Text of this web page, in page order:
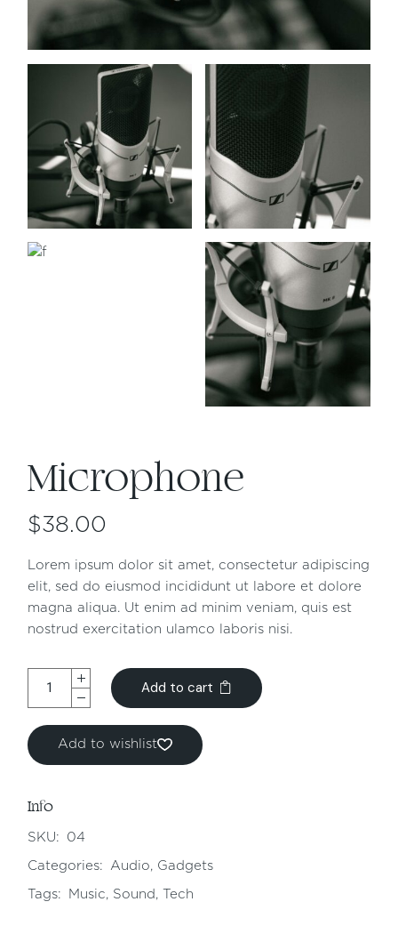
Microphone
$38.00
Lorem ipsum dolor sit amet, consectetur adipiscing
elit, sed do eiusmod incididunt ut labore et dolore
magna aliqua. Ut enim ad minim veniam, quis est
nostrud exercitation ulamco laboris nisi.
Add to cart
Add to wishlist
Info
SKU: 04
Categories: Audio, Gadgets
Tags: Music, Sound , Tech